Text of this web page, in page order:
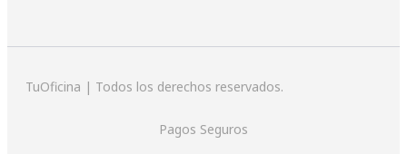
TuOficina | Todos los derechos reservados.
Pagos Seguros